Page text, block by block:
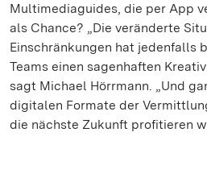
Multimediaguides, die per App
als Chance? „Die veränderte
Einschränkungen hat jedenfalls
Teams einen sagenhaften
sagt Michael Hörrmann. „Und
digitalen Formate der
die nächste Zukunft profitieren